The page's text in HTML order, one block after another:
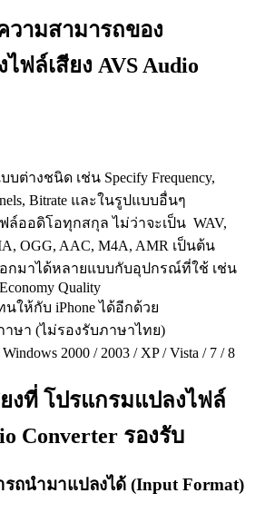
ามสามารถของ
ฟล์เสียง AVS Audio
บต่างชนิด เช่น Specify Frequency,
Bitrate และในรูปแบบอื่นๆ
ล์ออดิโอทุกสกุล ไม่ว่าจะเป็น WAV,
OGG, AAC, M4A, AMR เป็นต้น
มาได้หลายแบบกับอุปกรณ์ที่ใช้ เช่น
Quality
ให้กับ iPhone ได้อีกด้วย
าษา (ไม่รองรับภาษาไทย)
2000 / 2003 / XP / Vista / 7 / 8
งที่ โปรแกรมแปลงไฟล์
Converter รองรับ
ถนำมาแปลงได้ (Input Format)